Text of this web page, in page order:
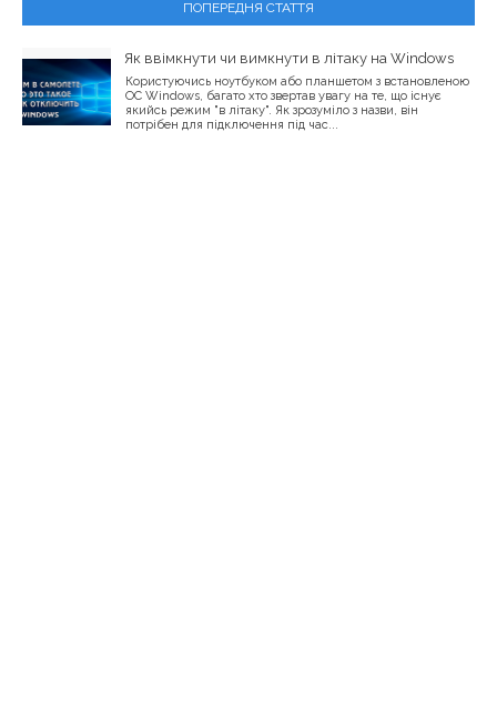
ПОПЕРЕДНЯ СТАТТЯ
Як ввімкнути чи вимкнути в літаку на Windows
Користуючись ноутбуком або планшетом з встановленою
ОС Windows, багато хто звертав увагу на те, що існує
якийсь режим "в літаку". Як зрозуміло з назви, він
потрібен для підключення під час...